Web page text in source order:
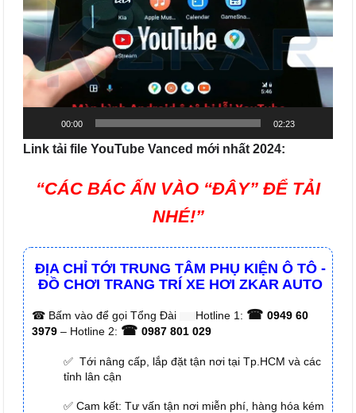
Video
00:00 02:23
Link tải file YouTube Vanced mới nhất 2024:
“CÁC BÁC ẤN VÀO “ĐÂY” ĐỂ TẢI
NHÉ!”
ĐỊA CHỈ TỚI TRUNG TÂM PHỤ KIỆN Ô TÔ -
ĐỒ CHƠI TRANG TRÍ XE HƠI ZKAR AUTO
☎ Bấm vào để gọi Tổng Đài Hotline 1: ☎ 0949 60
3979 – Hotline 2: ☎ 0987 801 029
✅ Tới nâng cấp, lắp đặt tận nơi tại Tp.HCM và các
tỉnh lân cận
✅ Cam kết: Tư vấn tận nơi miễn phí, hàng hóa kém